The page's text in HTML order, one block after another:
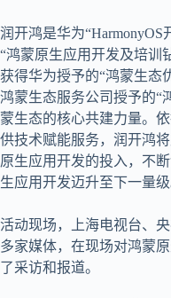
润开鸿是华为
“鸿蒙原生应用开发及培训
获得华为授予的“鸿蒙生态
鸿蒙生态服务公司授予的“
蒙生态的核心共建力量。
供技术赋能服务，润开鸿
原生应用开发的投入，不
生应用开发迈升至下一量级
活动现场，上海电视台、
多家媒体，在现场对鸿蒙
了采访和报道。